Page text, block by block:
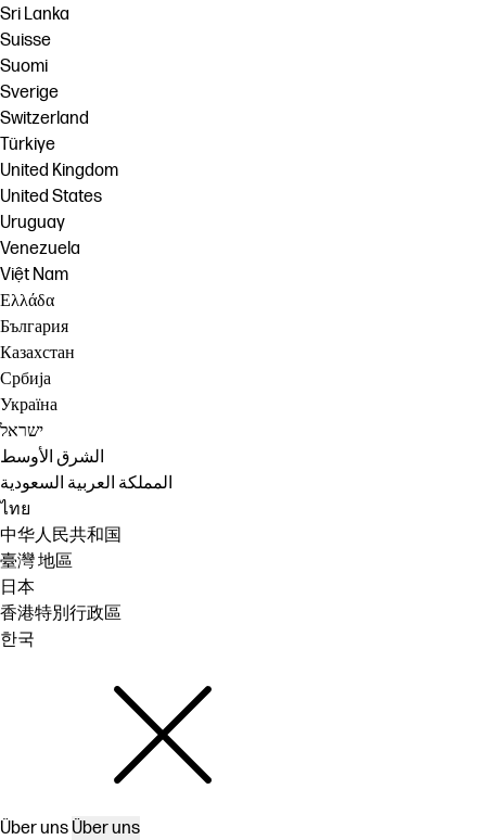
Sri Lanka
Suisse
Suomi
Sverige
Switzerland
Türkiye
United Kingdom
United States
Uruguay
Venezuela
Việt Nam
Ελλάδα
България
Казахстан
Србија
Україна
ישראל
الشرق الأوسط
المملكة العربية السعودية
ไทย
中华人民共和国
臺灣 地區
日本
香港特別行政區
한국
Über uns Über uns